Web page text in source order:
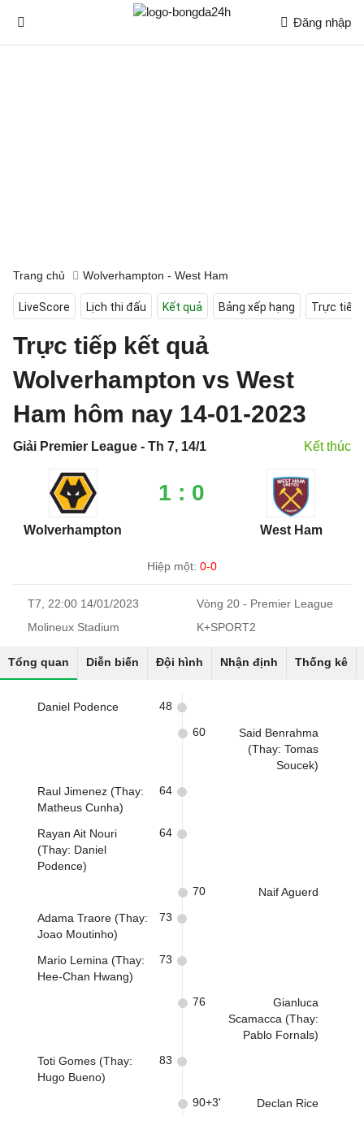
Đăng nhập
Trang chủ Wolverhampton - West Ham
LiveScore Lịch thi đấu Kết quả Bảng xếp hạng Trực tiếp
Trực tiếp kết quả
Wolverhampton vs West
Ham hôm nay 14-01-2023
Giải Premier League - Th 7, 14/1 Kết thúc
Wolverhampton
1 : 0
West Ham
Hiệp một: 0-0
T7, 22:00 14/01/2023
Vòng 20 - Premier League
Molineux Stadium
K+SPORT2
Tổng quan Diễn biến Đội hình Nhận định Thống kê
Daniel Podence 48
Said Benrahma
(Thay: Tomas
Soucek)
60
Raul Jimenez (Thay:
Matheus Cunha)
64
Rayan Ait Nouri
(Thay: Daniel
Podence)
64
Naif Aguerd
70
Adama Traore (Thay:
Joao Moutinho)
73
Mario Lemina (Thay:
Hee-Chan Hwang)
73
Gianluca
Scamacca (Thay:
Pablo Fornals)
76
Toti Gomes (Thay:
Hugo Bueno)
83
Declan Rice
90+3'